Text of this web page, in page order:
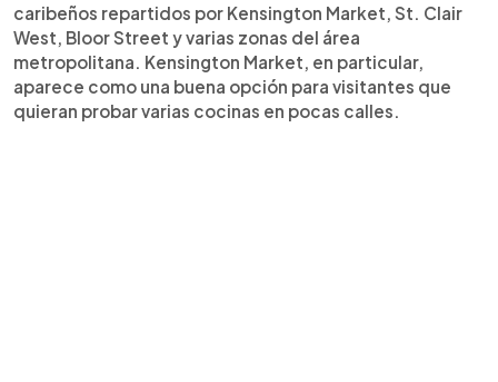
caribeños repartidos por Kensington Market, St. Clair
West, Bloor Street y varias zonas del área
metropolitana. Kensington Market, en particular,
aparece como una buena opción para visitantes que
quieran probar varias cocinas en pocas calles.